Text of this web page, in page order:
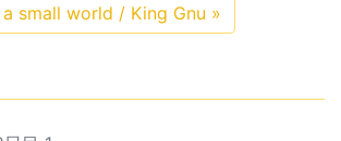
small world / King Gnu »